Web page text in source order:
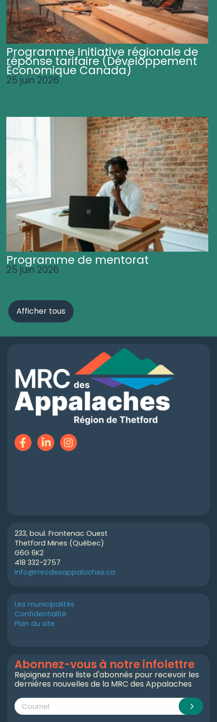
Programme Initiative régionale de
réponse tarifaire (Développement
Économique Canada)
25 juin 2026
Programme de mentorat
25 juin 2026
Afficher tous
233, boul. Frontenac Ouest
Thetford Mines (Québec)
G6G 6K2
418 332-2757
info@mrcdesappalaches.ca
Les municipalités
Confidentialité
Plan du site
Abonnez-vous à notre infolettre
Rejoignez notre liste d'abonnés pour recevoir les
dernières nouvelles de la MRC des Appalaches